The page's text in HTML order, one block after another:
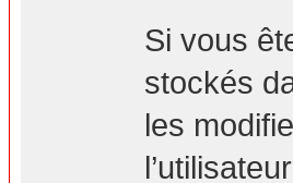
Si vous
stockés
les